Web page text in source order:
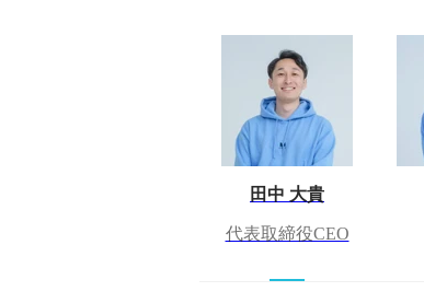
田中 大貴
代表取締役CEO